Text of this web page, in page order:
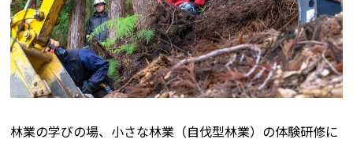
林業の学びの場、小さな林業（自伐型林業）の体験研修に